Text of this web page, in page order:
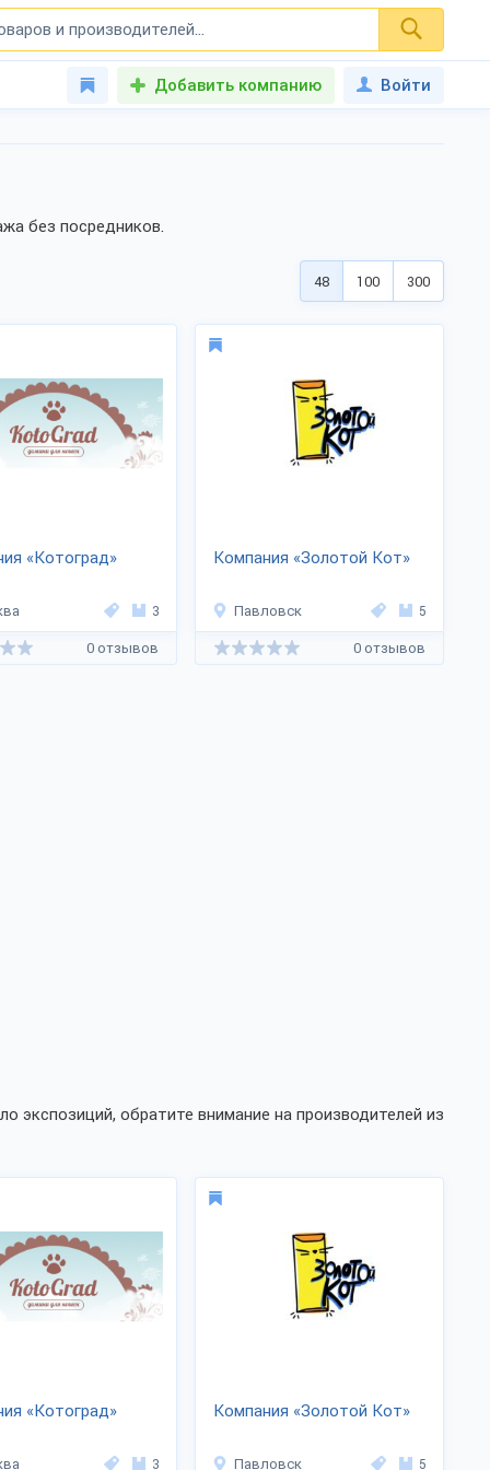
Добавить компанию Войти
без посредников.
48 100 300
«Котоград»
3
0 отзывов
Компания «Золотой Кот»
Павловск 5
0 отзывов
экспозиций, обратите внимание на производителей из
«Котоград»
3
Компания «Золотой Кот»
Павловск 5